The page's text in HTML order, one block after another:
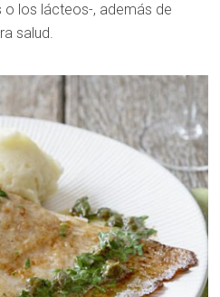
o los lácteos-, además de
salud.